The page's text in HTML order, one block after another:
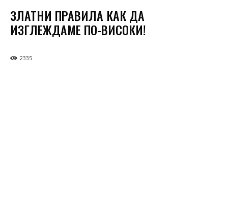
ЗЛАТНИ ПРАВИЛА КАК ДА
ИЗГЛЕЖДАМЕ ПО-ВИСОКИ!
2335